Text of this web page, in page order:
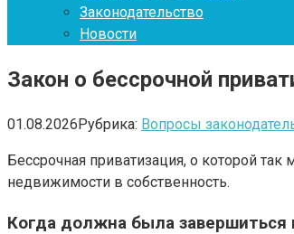
Законодательство
Новости
Закон о бессрочной
01.08.2026Рубрика: Вопросы
Бессрочная приватизация, о которой
недвижимости в собственность.
Когда должна была завершиться